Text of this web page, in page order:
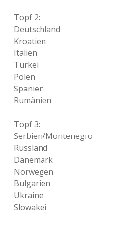
Topf 2:
Deutschland
Kroatien
Italien
Türkei
Polen
Spanien
Rumänien
Topf 3:
Serbien/Montenegro
Russland
Dänemark
Norwegen
Bulgarien
Ukraine
Slowakei